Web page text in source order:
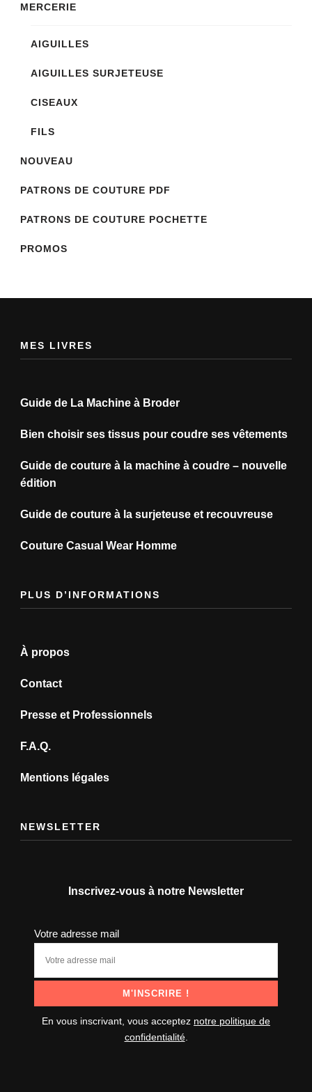
MERCERIE
AIGUILLES
AIGUILLES SURJETEUSE
CISEAUX
FILS
NOUVEAU
PATRONS DE COUTURE PDF
PATRONS DE COUTURE POCHETTE
PROMOS
MES LIVRES
Guide de La Machine à Broder
Bien choisir ses tissus pour coudre ses vêtements
Guide de couture à la machine à coudre – nouvelle
édition
Guide de couture à la surjeteuse et recouvreuse
Couture Casual Wear Homme
PLUS D’INFORMATIONS
À propos
Contact
Presse et Professionnels
F.A.Q.
Mentions légales
NEWSLETTER
Inscrivez-vous à notre Newsletter
Votre adresse mail
En vous inscrivant, vous acceptez notre politique de
confidentialité.